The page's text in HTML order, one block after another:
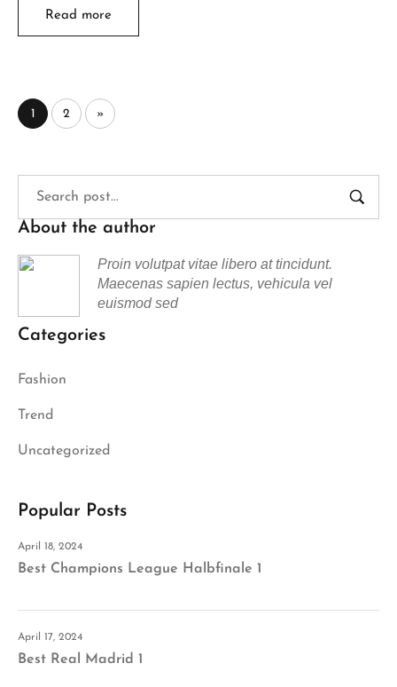
Read more
1 2 »
About the author
Proin volutpat vitae libero at tincidunt.
Maecenas sapien lectus, vehicula vel
euismod sed
Categories
Fashion
Trend
Uncategorized
Popular Posts
April 18, 2024
Best Champions League Halbfinale 1
April 17, 2024
Best Real Madrid 1